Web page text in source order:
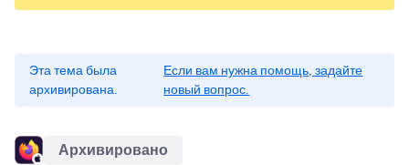
Эта тема была
архивирована.
Если вам нужна помощь, задайте
новый вопрос.
Архивировано